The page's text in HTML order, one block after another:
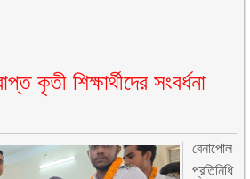
কৃতী শিক্ষার্থীদের সংবর্ধনা
বেনাপোল
প্রতিনিধি